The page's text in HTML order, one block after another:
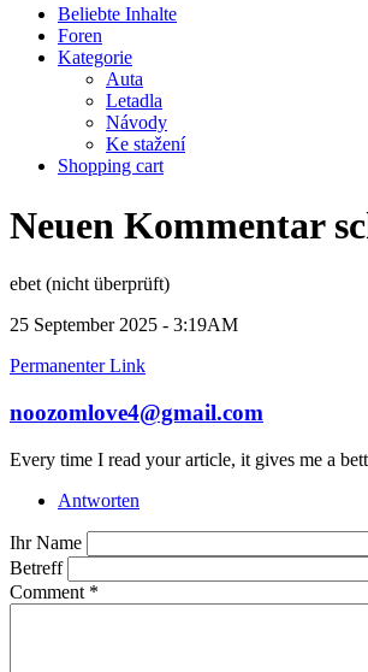
Beliebte Inhalte
Foren
Kategorie
Auta
Letadla
Návody
Ke stažení
Shopping cart
Neuen Kommentar
ebet (nicht überprüft)
25 September 2025 - 3:19AM
Permanenter Link
noozomlove4@gmail.com
Every time I read your article, it gives me a
Antworten
Ihr Name
Betreff
Comment *